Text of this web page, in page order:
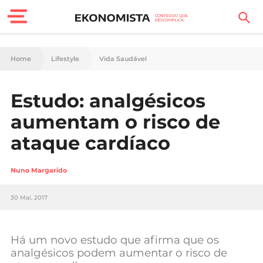
Finanças Pessoais
Carreira
Casa
Lifestyle
Sociedade
Negócios
Home Lifestyle Vida Saudável
Estudo: analgésicos
aumentam o risco de
ataque cardíaco
Nuno Margarido
30 Mai, 2017
Há um novo estudo que afirma que os
analgésicos podem aumentar o risco de